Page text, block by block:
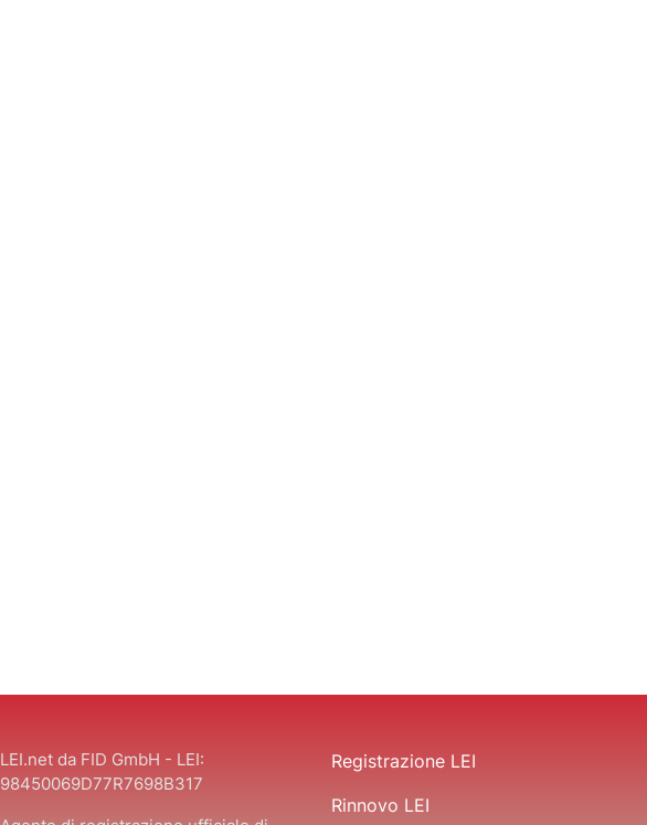
LEI.net da FID GmbH - LEI:
98450069D77R7698B317
Registrazione LEI
Rinnovo LEI